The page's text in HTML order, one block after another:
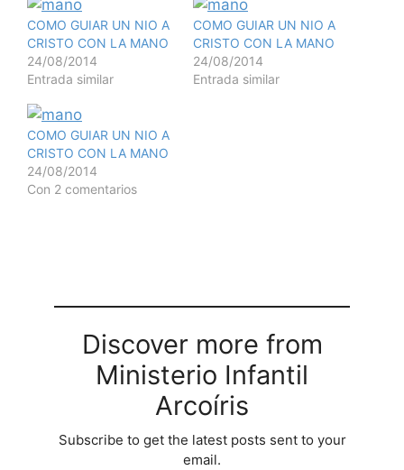
COMO GUIAR UN NIO A
CRISTO CON LA MANO
24/08/2014
Entrada similar
COMO GUIAR UN NIO A
CRISTO CON LA MANO
24/08/2014
Entrada similar
COMO GUIAR UN NIO A
CRISTO CON LA MANO
24/08/2014
Con 2 comentarios
Discover more from
Ministerio Infantil
Arcoíris
Subscribe to get the latest posts sent to your
email.